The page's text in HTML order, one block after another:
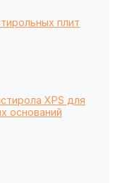
плит
XPS для
оснований